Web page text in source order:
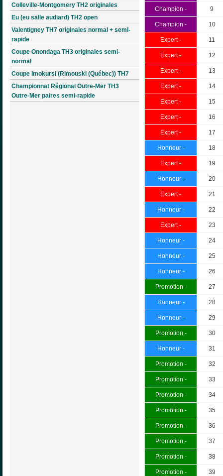
Colleville-Montgomery TH2 originales
Eu (eu salle audiard) TH2 open
Valentigney TH7 originales normal + semi-
rapide
Coupe Onondaga TH3 originales semi-
normal
Coupe Imokursi (Rimouski (Québec)) TH7
Championnat Régional Outre-Mer TH3
Outre-Mer paires semi-rapide
Champion - 9
Champion - 10
Expert - 11
Expert - 12
Expert - 13
Expert - 14
Expert - 15
Expert - 16
Expert - 17
Honneur - 18
Expert - 19
Honneur - 20
Expert - 21
Honneur - 22
Expert - 23
Honneur - 24
Honneur - 25
Honneur - 26
Promotion - 27
Honneur - 28
Honneur - 29
Promotion - 30
Honneur - 31
Promotion - 32
Promotion - 33
Promotion - 34
Promotion - 35
Promotion - 36
Promotion - 37
Promotion - 38
Promotion - 39